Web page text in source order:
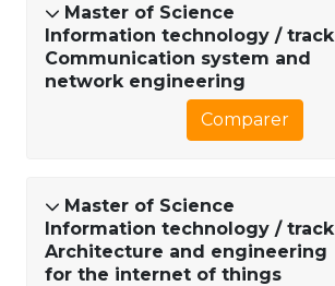
Master of Science
Information technology / track
Communication system and
network engineering
Comparer
Master of Science
Information technology / track
Architecture and engineering
for the internet of things